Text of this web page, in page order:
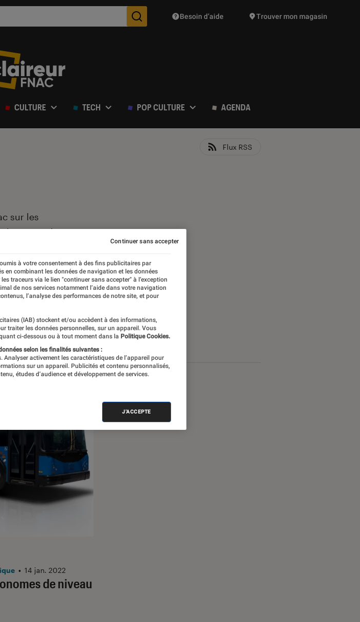
Des suggestions de produits vont vous être proposées
Besoin d’aide Trouver mon magasin
CULTURE TECH POP CULTURE AGENDA
Flux RSS
sur les
numérique et
de niveau
• 14 jan. 2022
à votre consentement à des fins publicitaires par
en combinant les données de navigation et les données
traceurs via le lien "continuer sans accepter" à l’exception
de nos services notamment l’aide dans votre navigation
l’analyse des performances de notre site, et pour
(IAB) stockent et/ou accèdent à des informations,
traiter les données personnelles, sur un appareil. Vous
ci-dessous ou à tout moment dans la Politique Cookies.
selon les finalités suivantes :
activement les caractéristiques de l’appareil pour
sur un appareil. Publicités et contenu personnalisés,
études d’audience et développement de services.
J'ACCEPTE
Continuer sans accepter